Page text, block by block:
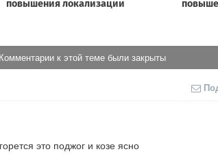
Комментарии к этой теме были закрыты
это поджог и козе ясно